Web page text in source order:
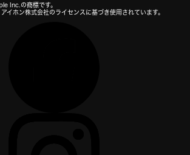
Inc.の商標です。
イホン株式会社のライセンスに基づき使用されています。